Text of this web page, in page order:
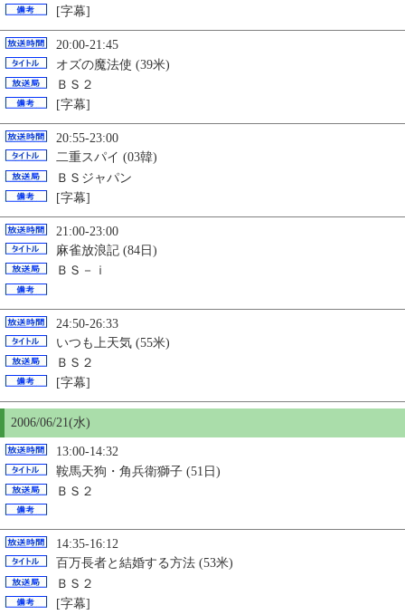
[字幕]
20:00-21:45
オズの魔法使 (39米)
ＢＳ２
[字幕]
20:55-23:00
二重スパイ (03韓)
ＢＳジャパン
[字幕]
21:00-23:00
麻雀放浪記 (84日)
ＢＳ－ｉ
24:50-26:33
いつも上天気 (55米)
ＢＳ２
[字幕]
2006/06/21(水)
13:00-14:32
鞍馬天狗・角兵衛獅子 (51日)
ＢＳ２
14:35-16:12
百万長者と結婚する方法 (53米)
ＢＳ２
[字幕]